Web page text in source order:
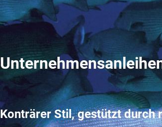
Konträrer Stil, gestützt durch